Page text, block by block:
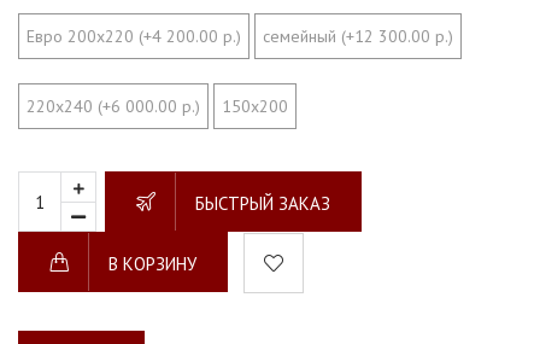
Евро 200х220 (+4 200.00 р.) семейный (+12 300.00 р.)
220х240 (+6 000.00 р.) 150х200
БЫСТРЫЙ ЗАКАЗ
В КОРЗИНУ